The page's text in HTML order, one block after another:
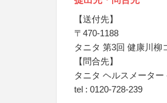
【送付先】
〒470-1188
タニタ 第3回 健康川柳
【問合先】
タニタ ヘルスメータ
tel : 0120-728-239